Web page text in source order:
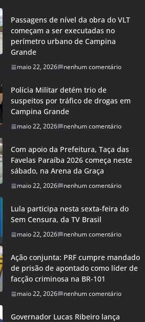
Passagens de nível da obra do VLT
começam a ser executadas no
perímetro urbano de Campina
Grande
maio 22, 2026 nenhum comentário
Polícia Militar detém trio de
suspeitos por tráfico de drogas em
Campina Grande
maio 22, 2026 nenhum comentário
Com apoio da Prefeitura, Taça das
Favelas Paraíba 2026 começa neste
sábado, na Arena da Graça
maio 22, 2026 nenhum comentário
Lula participa nesta sexta-feira do
Sem Censura, da TV Brasil
maio 22, 2026 nenhum comentário
Ação conjunta: PRF cumpre mandado
de prisão de apontado como líder de
facção criminosa na BR-101
maio 22, 2026 nenhum comentário
Governador Lucas Ribeiro lança